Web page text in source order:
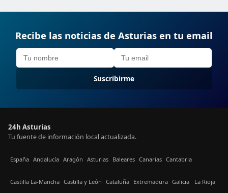
Recibe las noticias de Asturias en tu email
Suscribirme
24h Asturias
Tu fuente de información local actualizada.
España Andalucía Aragón Asturias Baleares Canarias Cantabria
Castilla La-Mancha Castilla y León Cataluña Extremadura Galicia La Rioja